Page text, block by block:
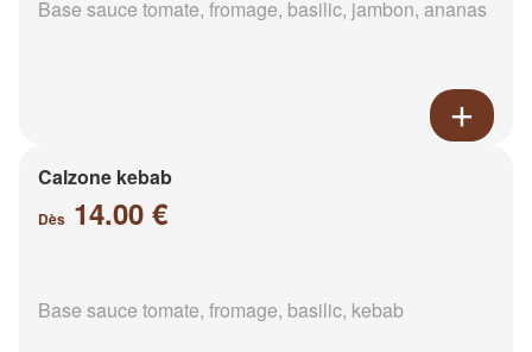
Base sauce tomate, fromage, basilic, jambon, ananas
Calzone kebab
Dès 14.00 €
Base sauce tomate, fromage, basilic, kebab